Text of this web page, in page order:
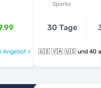
Angebot >
Sparks
30 Tage
🇺🇸 🇻🇦 🇺🇸